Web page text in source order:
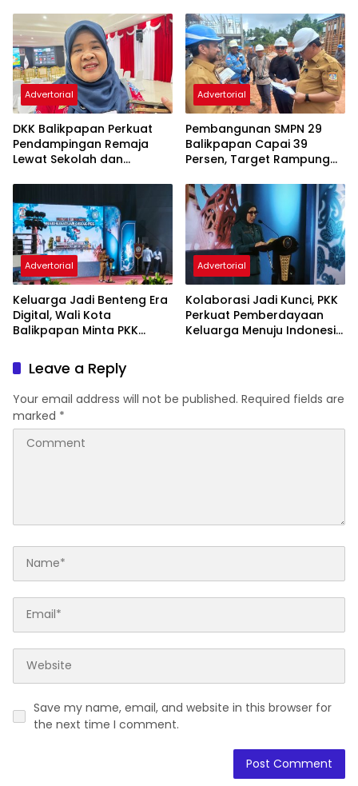
Advertorial
DKK Balikpapan Perkuat
Pendampingan Remaja
Lewat Sekolah dan
Advertorial
Pembangunan SMPN 29
Balikpapan Capai 39
Persen, Target Rampung
Advertorial
Keluarga Jadi Benteng Era
Digital, Wali Kota
Balikpapan Minta PKK
Karakter Generasi Muda
Advertorial
Kolaborasi Jadi Kunci, PKK
Perkuat Pemberdayaan
Keluarga Menuju Indonesia
Leave a Reply
Your email address will not be published. Required fields are
marked *
Save my name, email, and website in this browser for
the next time I comment.